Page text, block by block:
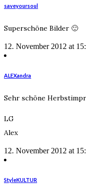
saveyoursoul
Superschöne Bilder 🙂
12. November 2012 at
ALEXandra
Sehr schöne
LG
Alex
12. November 2012 at
StyleKULTUR